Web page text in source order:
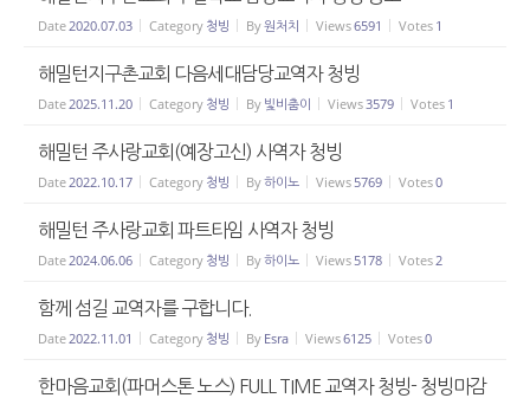
Date 2020.07.03 Category 청빙 By원처치 Views6591 Votes 1
해밀턴지구촌교회 다음세대담당교역자 청빙
Date 2025.11.20 Category 청빙 By 빛비춤이 Views 3579 Votes 1
해밀턴 주사랑교회(예장고신) 사역자 청빙
Date 2022.10.17 Category 청빙 By하이노 Views 5769 Votes0
해밀턴 주사랑교회 파트타임 사역자 청빙
Date 2024.06.06 Category 청빙 By하이노 Views 5178 Votes 2
함께 섬길 교역자를 구합니다.
Date 2022.11.01 Category 청빙 By Esra Views6125 Votes0
한마음교회(파머스톤 노스) FULL TIME 교역자 청빙- 청빙마감